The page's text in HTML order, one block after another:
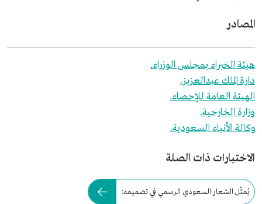
المصادر
هيئة الخبراء بمجلس الوزراء.
دارة الملك عبدالعزيز.
الهيئة العامة للإحصاء.
وزارة الخارجية.
وكالة الأنباء السعودية.
الاختبارات ذات الصلة
يُمثّل الشعار السعودي الرسمي في تصميمه: